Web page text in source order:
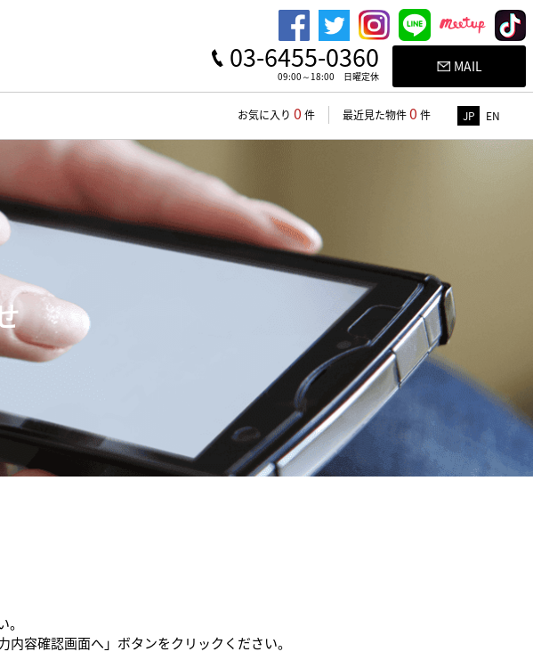
03-6455-0360
09:00～18:00 日曜定休
MAIL
お気に入り 0 件 最近見た物件0 件 JP EN
容確認画面へ」ボタンをクリックください。